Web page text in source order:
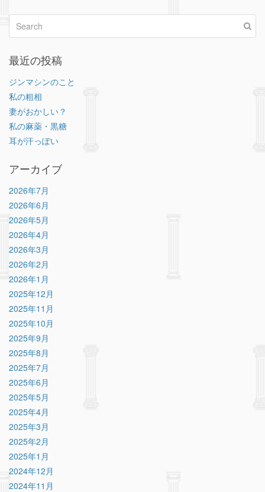
最近の投稿
ジンマシンのこと
私の粗相
妻がおかしい？
私の麻薬・黒糖
耳が汗っぽい
アーカイブ
2026年7月
2026年6月
2026年5月
2026年4月
2026年3月
2026年2月
2026年1月
2025年12月
2025年11月
2025年10月
2025年9月
2025年8月
2025年7月
2025年6月
2025年5月
2025年4月
2025年3月
2025年2月
2025年1月
2024年12月
2024年11月